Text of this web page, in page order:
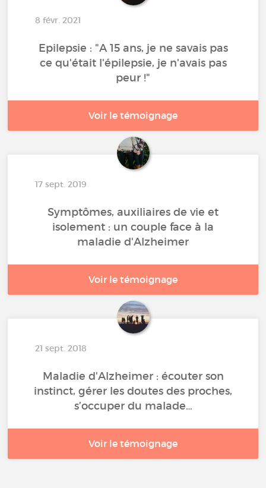
8 févr. 2021
Epilepsie : "A 15 ans, je ne savais pas
ce qu'était l'épilepsie, je n'avais pas
peur !"
Voir le témoignage
17 sept. 2019
Symptômes, auxiliaires de vie et
isolement : un couple face à la
maladie d'Alzheimer
Voir le témoignage
21 sept. 2018
Maladie d'Alzheimer : écouter son
instinct, gérer les doutes des proches,
s’occuper du malade…
Voir le témoignage